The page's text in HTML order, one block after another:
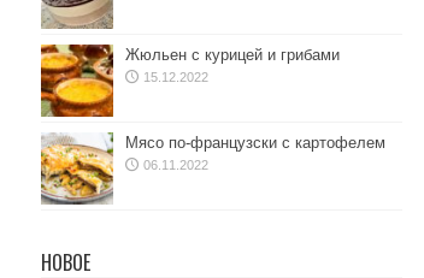
Жюльен с курицей и грибами
15.12.2022
Мясо по-французски с картофелем
06.11.2022
НОВОЕ